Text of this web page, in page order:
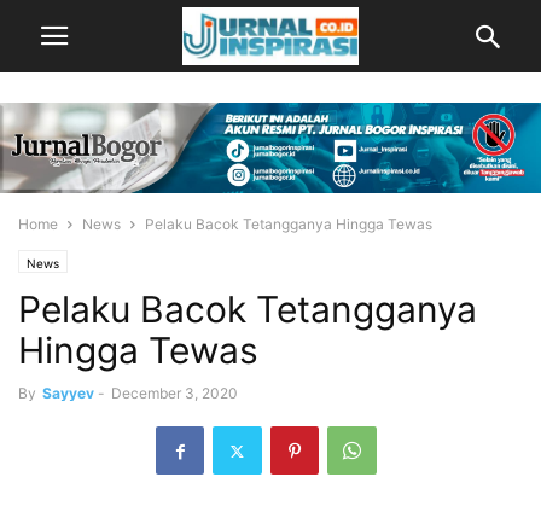
Home News Pelaku Bacok Tetangganya Hingga Tewas
News
Pelaku Bacok Tetangganya
Hingga Tewas
By Sayyev - December 3, 2020